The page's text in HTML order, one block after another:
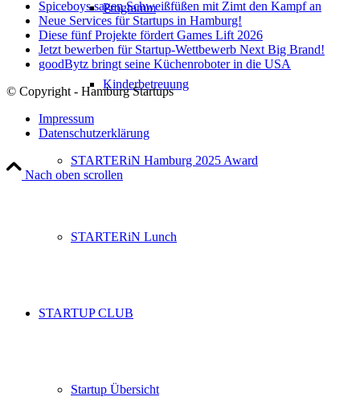
Programm
Kinderbetreuung
STARTERiN Hamburg 2025 Award
STARTERiN Lunch
STARTUP CLUB
Startup Übersicht
Spiceboys sagen Schweißfüßen mit Zimt den Kampf an
Neue Services für Startups in Hamburg!
Diese fünf Projekte fördert Games Lift 2026
Jetzt bewerben für Startup-Wettbewerb Next Big Brand!
goodBytz bringt seine Küchenroboter in die USA
© Copyright - Hamburg Startups
Impressum
Datenschutzerklärung
Nach oben scrollen